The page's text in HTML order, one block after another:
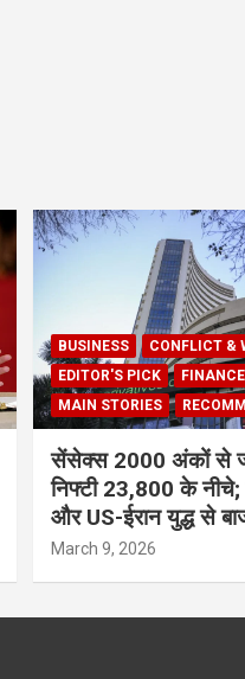
BUSINESS
CONFLICT &
EDITOR'S PICK
FINANCE
MAIN STORIES
सेंसेक्स 2000 अंकों से
निफ्टी 23,800 के
और US-ईरान युद्ध से
March 9, 2026